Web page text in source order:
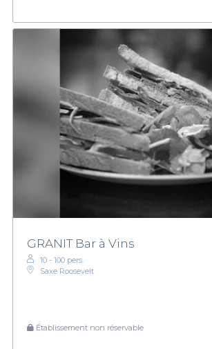
GRANIT Bar à Vins
10 - 100 pers.
Saxe Roosevelt
Établissement non réservable